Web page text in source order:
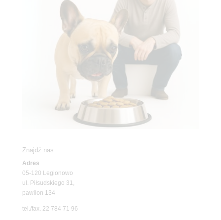
Znajdź nas
Adres
05-120 Legionowo
ul. Piłsudskiego 31,
pawilon 134
tel./fax. 22 784 71 96